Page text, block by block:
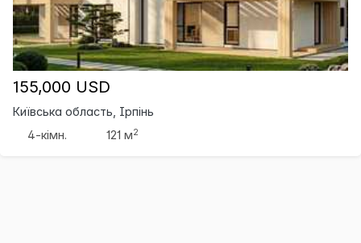
155,000 USD
Київська область, Ірпінь
4-кімн.
121 м2